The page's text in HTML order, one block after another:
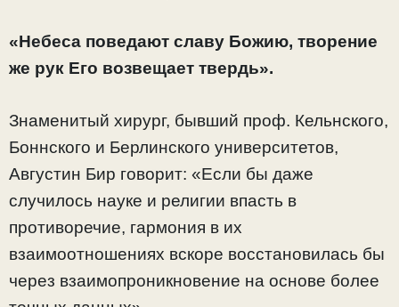
«Небеса поведают славу Божию, творение
же рук Его возвещает твердь».
Знаменитый хирург, бывший проф. Кельнского,
Боннского и Берлинского университетов,
Августин Бир говорит: «Если бы даже
случилось науке и религии впасть в
противоречие, гармония в их
взаимоотношениях вскоре восстановилась бы
через взаимопроникновение на основе более